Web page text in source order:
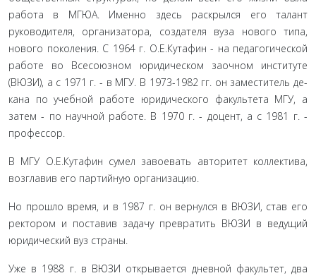
работа в МГЮА. Именно здесь рас­крылся его талант
руководителя, организатора, соз­дателя вуза нового типа,
нового поколения. С 1964 г. О.Е.Кутафин - на педагогической
работе во Всесо­юзном юридическом заочном институте
(ВЮЗИ), а с 1971 г. - в МГУ. В 1973-1982 гг. он заместитель де­
кана по учебной работе юридического факультета МГУ, а
затем - по научной работе. В 1970 г. - доцент, а с 1981 г. -
профессор.
В МГУ О.Е.Кутафин сумел завоевать авторитет коллектива,
возглавив его партийную организацию.
Но прошло время, и в 1987 г. он вернулся в ВЮЗИ, став его
ректором и поставив задачу превра­тить ВЮЗИ в ведущий
юридический вуз страны.
Уже в 1988 г. в ВЮЗИ открывается дневной фа­культет, два